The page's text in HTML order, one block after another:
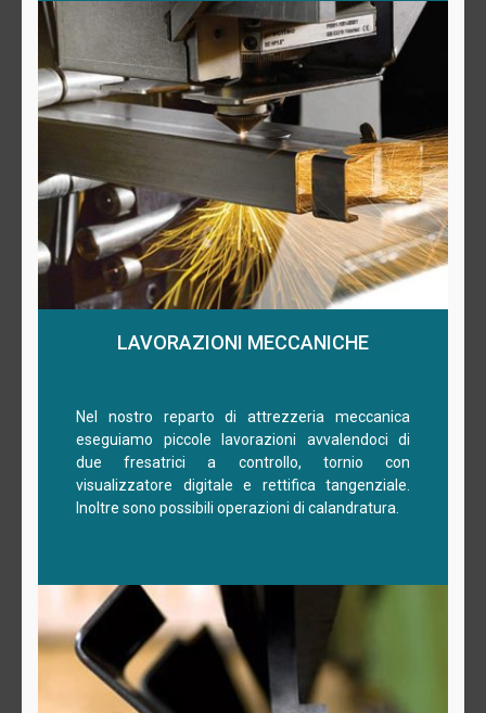
LAVORAZIONI MECCANICHE
Nel nostro reparto di attrezzeria meccanica
eseguiamo piccole lavorazioni avvalendoci di
due fresatrici a controllo, tornio con
visualizzatore digitale e rettifica tangenziale.
Inoltre sono possibili operazioni di calandratura.